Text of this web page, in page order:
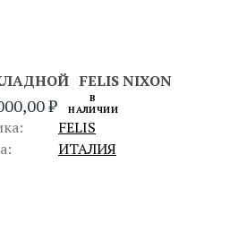
FELIS NIXON
₽
В
НАЛИЧИИ
FELIS
ИТАЛИЯ